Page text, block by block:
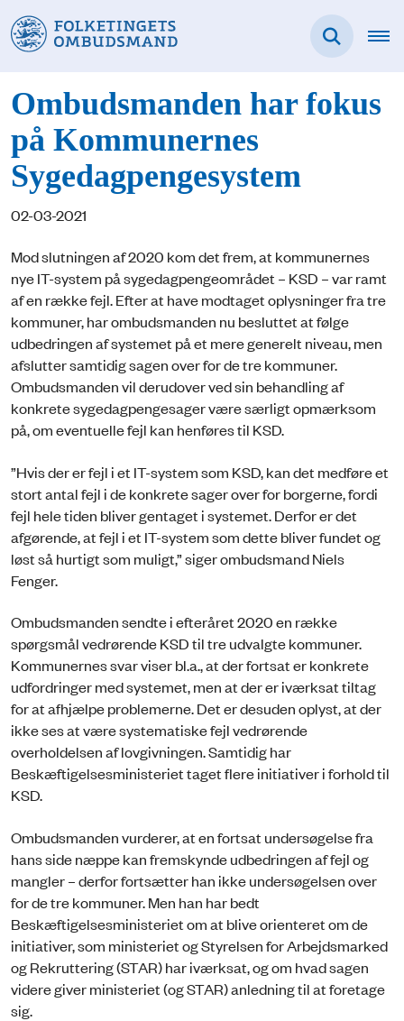
Ombudsmanden har fokus
på Kommunernes
Sygedagpengesystem
02-03-2021
Mod slutningen af 2020 kom det frem, at kommunernes
nye IT-system på sygedagpengeområdet ­– KSD – var ramt
af en række fejl. Efter at have modtaget oplysninger fra tre
kommuner, har ombudsmanden nu besluttet at følge
udbedringen af systemet på et mere generelt niveau, men
afslutter samtidig sagen over for de tre kommuner.
Ombudsmanden vil derudover ved sin behandling af
konkrete sygedagpengesager være særligt opmærksom
på, om eventuelle fejl kan henføres til KSD.
”Hvis der er fejl i et IT-system som KSD, kan det medføre et
stort antal fejl i de konkrete sager over for borgerne, fordi
fejl hele tiden bliver gentaget i systemet. Derfor er det
afgørende, at fejl i et IT-system som dette bliver fundet og
løst så hurtigt som muligt,” siger ombudsmand Niels
Fenger.
Ombudsmanden sendte i efteråret 2020 en række
spørgsmål vedrørende KSD til tre udvalgte kommuner.
Kommunernes svar viser bl.a., at der fortsat er konkrete
udfordringer med systemet, men at der er iværksat tiltag
for at afhjælpe problemerne. Det er desuden oplyst, at der
ikke ses at være systematiske fejl vedrørende
overholdelsen af lovgivningen. Samtidig har
Beskæftigelsesministeriet taget flere initiativer i forhold til
KSD.
Ombudsmanden vurderer, at en fortsat undersøgelse fra
hans side næppe kan fremskynde udbedringen af fejl og
mangler – derfor fortsætter han ikke undersøgelsen over
for de tre kommuner. Men han har bedt
Beskæftigelsesministeriet om at blive orienteret om de
initiativer, som ministeriet og Styrelsen for Arbejdsmarked
og Rekruttering (STAR) har iværksat, og om hvad sagen
videre giver ministeriet (og STAR) anledning til at foretage
sig.